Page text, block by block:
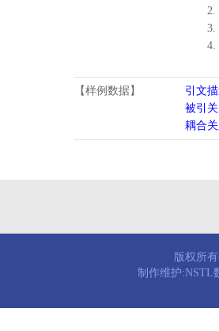
2.
3.
4.
【样例数据】
引文
被引
耦合
版权所
制作维护:NSTL